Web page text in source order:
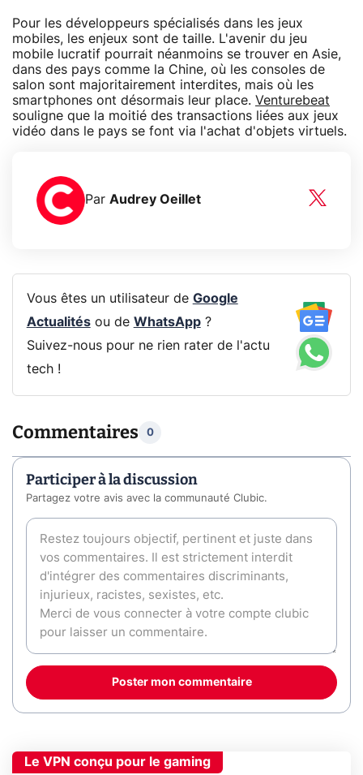
Pour les développeurs spécialisés dans les jeux
mobiles, les enjeux sont de taille. L'avenir du jeu
mobile lucratif pourrait néanmoins se trouver en Asie,
dans des pays comme la Chine, où les consoles de
salon sont majoritairement interdites, mais où les
smartphones ont désormais leur place. Venturebeat
souligne que la moitié des transactions liées aux jeux
vidéo dans le pays se font via l'achat d'objets virtuels.
Par Audrey Oeillet
Vous êtes un utilisateur de Google
Actualitésou de WhatsApp?
Suivez-nous pour ne rien rater de l'actu
tech !
Commentaires 0
Participer à la discussion
Partagez votre avis avec la communauté Clubic.
Poster mon commentaire
Le VPN conçu pour le gaming